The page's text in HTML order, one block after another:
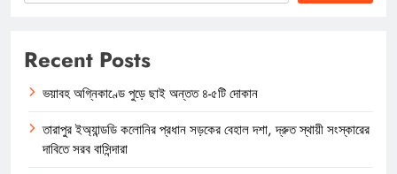
Recent Posts
ভয়াবহ অগ্নিকাণ্ডে পুড়ে ছাই অন্তত ৪-৫টি দোকান
তারাপুর ইঅ্যান্ডডি কলোনির প্রধান সড়কের বেহাল দশা, দ্রুত স্থায়ী সংস্কারের
দাবিতে সরব বাসিন্দারা